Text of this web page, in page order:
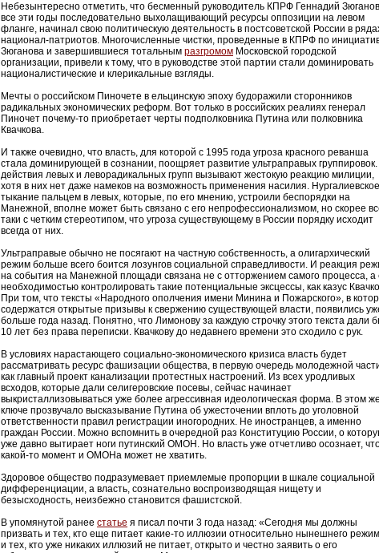
Небезынтересно отметить, что бесменный руководитель КПРФ Геннадий
все эти годы последовательно выхолащивающий ресурсы оппозиции на левом
фланге, начинал свою политическую деятельность в постсоветской России в
национал-патриотов. Многочисленные чистки, проведенные в КПРФ по
Зюганова и завершившиеся тотальным разгромом Московской городской
организации, привели к тому, что в руководстве этой партии стали доминировать
националистические и клерикальные взгляды.
Мечты о российском Пиночете в ельцинскую эпоху будоражили сторонников
радикальных экономических реформ. Вот только в российских реалиях генерал
Пиночет почему-то приобретает черты подполковника Путина или полковника
Квачкова.
И также очевидно, что власть, для которой с 1995 года угроза красного реванша
стала доминирующей в сознании, поощряет развитие ультраправых
действия левых и леворадикальных групп вызывают жестокую реакцию милиции,
хотя в них нет даже намеков на возможность применения насилия. Нургалиевское
тыкание пальцем в левых, которые, по его мнению, устроили беспорядки на
Манежной, вполне может быть связано с его непрофессионализмом, но скорее
таки с четким стереотипом, что угроза существующему в России порядку исходит
всегда от них.
Ультраправые обычно не посягают на частную собственность, а олигархический
режим больше всего боится лозунгов социальной справедливости. И реакция
на события на Манежной площади связана не с отторжением самого процесса, а
необходимостью контролировать такие потенциальные эксцессы, как казус
При том, что тексты «Народного ополчения имени Минина и Пожарского», в
содержатся открытые призывы к свержению существующей власти, появились
больше года назад. Понятно, что Лимонову за каждую строчку этого текста дали
10 лет без права переписки. Квачкову до недавнего времени это сходило с рук.
В условиях нарастающего социально-экономического кризиса власть будет
рассматривать ресурс фашизации общества, в первую очередь молодежной
как главный проект канализации протестных настроений. Из всех уродливых
всходов, которые дали селигеровские посевы, сейчас начинает
выкристаллизовываться уже более агрессивная идеологическая форма. В этом же
ключе прозвучало высказывание Путина об ужесточении вплоть до уголовной
ответственности правил регистрации иногородних. Не иностранцев, а именно
граждан России. Можно вспомнить в очередной раз Конституцию России, о
уже давно вытирает ноги путинский ОМОН. Но власть уже отчетливо осознает,
какой-то момент и ОМОНа может не хватить.
Здоровое общество подразумевает приемлемые пропорции в шкале социальной
дифференциации, а власть, сознательно воспроизводящая нищету и
безысходность, неизбежно становится фашистской.
В упомянутой ранее статье я писал почти 3 года назад: «Сегодня мы должны
призвать и тех, кто еще питает какие-то иллюзии относительно нынешнего
и тех, кто уже никаких иллюзий не питает, открыто и честно заявить о его